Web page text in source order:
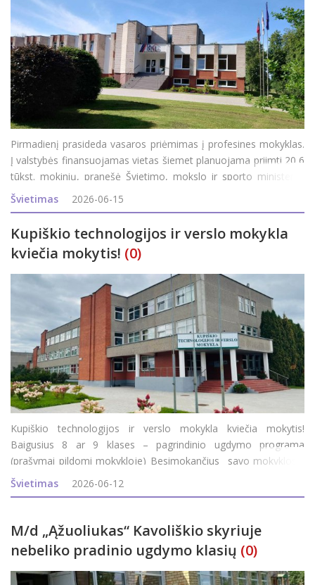
Pirmadienį prasideda vasaros priėmimas į profesines mokyklas.
Į valstybės finansuojamas vietas šiemet planuojama priimti 20,6
tūkst. mokinių, pranešė Švietimo, mokslo ir sporto ministerija
(ŠMSM). Anot ministerijos, daugiausia valstybės finansuojamų
vietų suplanuota
Švietimas 2026-06-15
Kupiškio technologijos ir verslo mokykla
kviečia mokytis! (0)
Kupiškio technologijos ir verslo mokykla kviečia mokytis!
Baigusius 8 ar 9 klases – pagrindinio ugdymo programa
(prašymai pildomi mokykloje) Besimokančius savo mokyklos /
gimnazijos 11-12 (III-IV) klasėse - profesinio mokymo modulis.
Baigusius 10 klasių ir įgijusius pagr
Švietimas 2026-06-12
M/d „Ąžuoliukas“ Kavoliškio skyriuje
nebeliko pradinio ugdymo klasių (0)